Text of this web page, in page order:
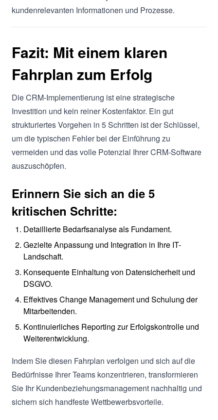
kundenrelevanten Informationen und Prozesse.
Fazit: Mit einem klaren
Fahrplan zum Erfolg
Die CRM-Implementierung ist eine strategische
Investition und kein reiner Kostenfaktor. Ein gut
strukturiertes Vorgehen in 5 Schritten ist der Schlüssel,
um die typischen Fehler bei der Einführung zu
vermeiden und das volle Potenzial Ihrer CRM-Software
auszuschöpfen.
Erinnern Sie sich an die 5
kritischen Schritte:
Detaillierte Bedarfsanalyse als Fundament.
Gezielte Anpassung und Integration in Ihre IT-
Landschaft.
Konsequente Einhaltung von Datensicherheit und
DSGVO.
Effektives Change Management und Schulung der
Mitarbeitenden.
Kontinuierliches Reporting zur Erfolgskontrolle und
Weiterentwicklung.
Indem Sie diesen Fahrplan verfolgen und sich auf die
Bedürfnisse Ihrer Teams konzentrieren, transformieren
Sie Ihr Kundenbeziehungsmanagement nachhaltig und
sichern sich handfeste Wettbewerbsvorteile.